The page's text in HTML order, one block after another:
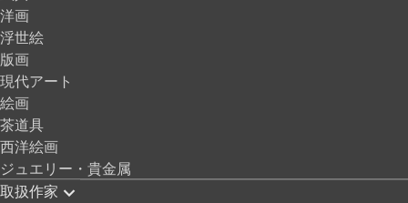
洋画
浮世絵
版画
現代アート
絵画
茶道具
西洋絵画
ジュエリー・貴金属
取扱作家